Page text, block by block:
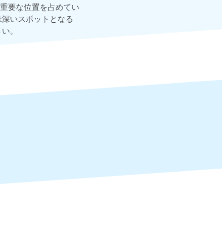
要な位置を占めてい
いスポットとなる
。